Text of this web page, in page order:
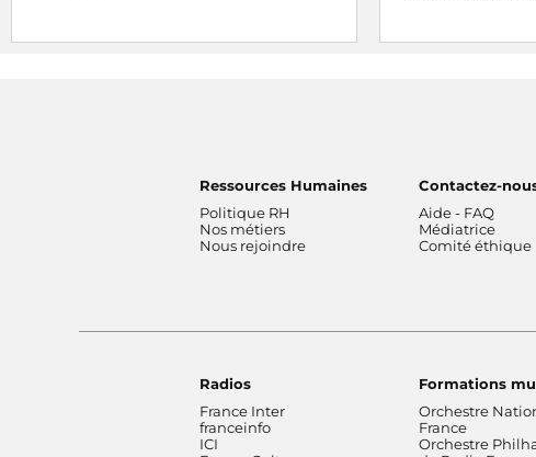
Ressources Humaines
Politique RH
Nos métiers
Nous rejoindre
Contactez-
Aide - FAQ
Médiatrice
Comité éthique
Radios
France Inter
franceinfo
ICI
Formations
Orchestre
France
Orchestre